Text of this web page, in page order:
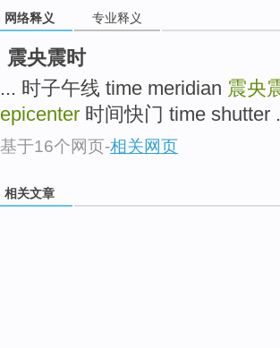
网络释义 专业释义
震央震时
... 时子午线 time meridian 震央
epicenter 时间快门 time shutter
基于16个网页-相关网页
相关文章